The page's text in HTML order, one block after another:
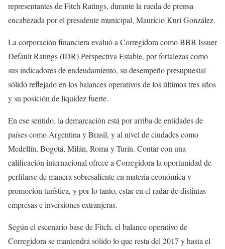
representantes de Fitch Ratings, durante la rueda de prensa
encabezada por el presidente municipal, Mauricio Kuri González.
La corporación financiera evaluó a Corregidora como BBB Issuer
Default Ratings (IDR) Perspectiva Estable, por fortalezas como
sus indicadores de endeudamiento, su desempeño presupuestal
sólido reflejado en los balances operativos de los últimos tres años
y su posición de liquidez fuerte.
En ese sentido, la demarcación está por arriba de entidades de
países como Argentina y Brasil, y al nivel de ciudades como
Medellín, Bogotá, Milán, Roma y Turín. Contar con una
calificación internacional ofrece a Corregidora la oportunidad de
perfilarse de manera sobresaliente en materia económica y
promoción turística, y por lo tanto, estar en el radar de distintas
empresas e inversiones extranjeras.
Según el escenario base de Fitch, el balance operativo de
Corregidora se mantendrá sólido lo que resta del 2017 y hasta el